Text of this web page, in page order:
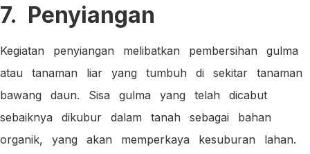
7. Penyiangan
Kegiatan penyiangan melibatkan pembersihan gulma
atau tanaman liar yang tumbuh di sekitar tanaman
bawang daun. Sisa gulma yang telah dicabut
sebaiknya dikubur dalam tanah sebagai bahan
organik, yang akan memperkaya kesuburan lahan.